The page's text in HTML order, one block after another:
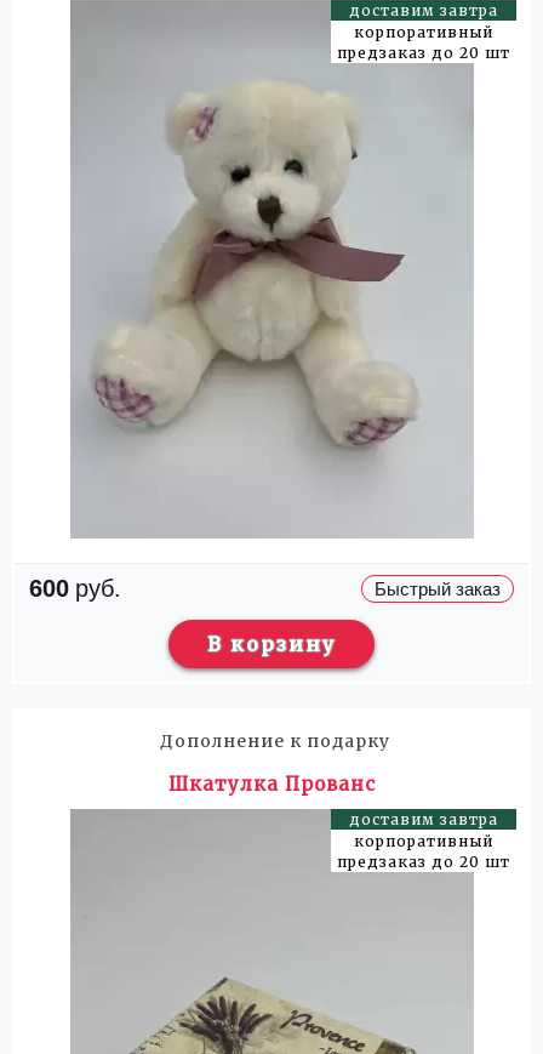
доставим завтра
корпоративный
предзаказ до 20 шт
600 руб. Быстрый заказ
В корзину
Дополнение к подарку
Шкатулка Прованс
доставим завтра
корпоративный
предзаказ до 20 шт